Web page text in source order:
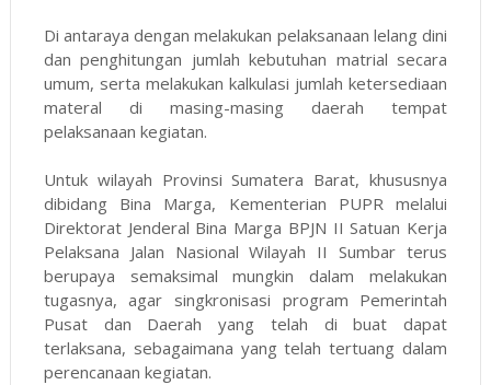
Di antaraya dengan melakukan pelaksanaan lelang dini
dan penghitungan jumlah kebutuhan matrial secara
umum, serta melakukan kalkulasi jumlah ketersediaan
materal di masing-masing daerah tempat
pelaksanaan kegiatan.
Untuk wilayah Provinsi Sumatera Barat, khususnya
dibidang Bina Marga, Kementerian PUPR melalui
Direktorat Jenderal Bina Marga BPJN II Satuan Kerja
Pelaksana Jalan Nasional Wilayah II Sumbar terus
berupaya semaksimal mungkin dalam melakukan
tugasnya, agar singkronisasi program Pemerintah
Pusat dan Daerah yang telah di buat dapat
terlaksana, sebagaimana yang telah tertuang dalam
perencanaan kegiatan.